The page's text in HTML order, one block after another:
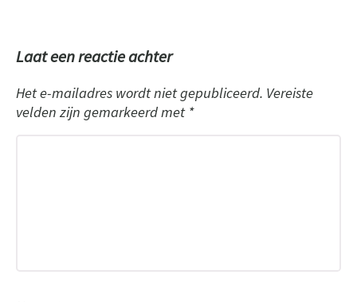
Laat een reactie achter
Het e-mailadres wordt niet gepubliceerd. Vereiste
velden zijn gemarkeerd met *